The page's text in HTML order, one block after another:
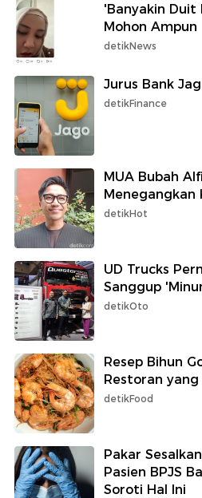
'Banyakin Duit
Mohon Ampun
detikNews
Jurus Bank
detikFinance
MUA Bubah
Menegangkan
detikHot
UD Trucks
Sanggup
detikOto
Resep Bihun
Restoran yang
detikFood
Pakar
Pasien BPJS
Soroti Hal Ini